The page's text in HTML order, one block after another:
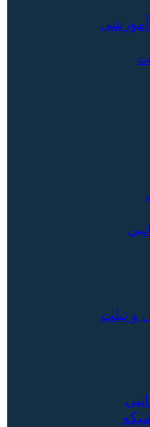
آموزشی
و تبلت